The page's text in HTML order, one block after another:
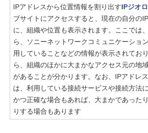
IPアドレスから位置情報を割り出すIPジオ
ブサイトにアクセスすると、現在の自分の
に、組織や位置も表示されます。ここでは
ら、ソニーネットワークコミュニケーショ
用していることなどの情報が表示されてお
ら、組織のほかに大まかなアクセス元の地
があることが分かります。なお、IPアドレ
は、利用している接続サービスや接続方法
かつ正確な場合もあれば、大まかであった
りする場合もあります